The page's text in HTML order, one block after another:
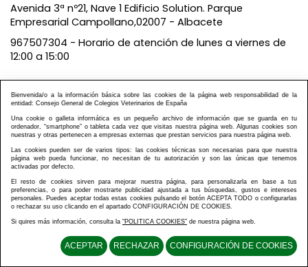
Avenida 3ª nº21, Nave 1 Edificio Solution. Parque
Empresarial Campollano,02007 - Albacete
967507304 - Horario de atención de lunes a viernes de
12:00 a 15:00
CURSOS ON LINE|SEMINARIOS ON LINE
|MATRICULACIÓN|CONTACTO| AVISO LEGAL
|POLÍTICA PRIVACIDAD |POLÍTICA COOKIES
|POLÍTICA DE VENTAS Y DEVOLUCIONES|
MAPA WEB
Diseño y Desarrollo web Im3diA comunicación.
Bienvenida/o a la información básica sobre las cookies de la página web responsabilidad de la
entidad: Consejo General de Colegios Veterinarios de España
Una cookie o galleta informática es un pequeño archivo de información que se guarda en tu
ordenador, “smartphone” o tableta cada vez que visitas nuestra página web. Algunas cookies son
nuestras y otras pertenecen a empresas externas que prestan servicios para nuestra página web.
Las cookies pueden ser de varios tipos: las cookies técnicas son necesarias para que nuestra
página web pueda funcionar, no necesitan de tu autorización y son las únicas que tenemos
activadas por defecto.
El resto de cookies sirven para mejorar nuestra página, para personalizarla en base a tus
preferencias, o para poder mostrarte publicidad ajustada a tus búsquedas, gustos e intereses
personales. Puedes aceptar todas estas cookies pulsando el botón ACEPTA TODO o configurarlas
o rechazar su uso clicando en el apartado CONFIGURACIÓN DE COOKIES.
Si quires más información, consulta la “POLITICA COOKIES” de nuestra página web.
ACEPTAR RECHAZAR CONFIGURACIÓN DE COOKIES